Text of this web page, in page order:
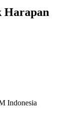
Harapan
Indonesia